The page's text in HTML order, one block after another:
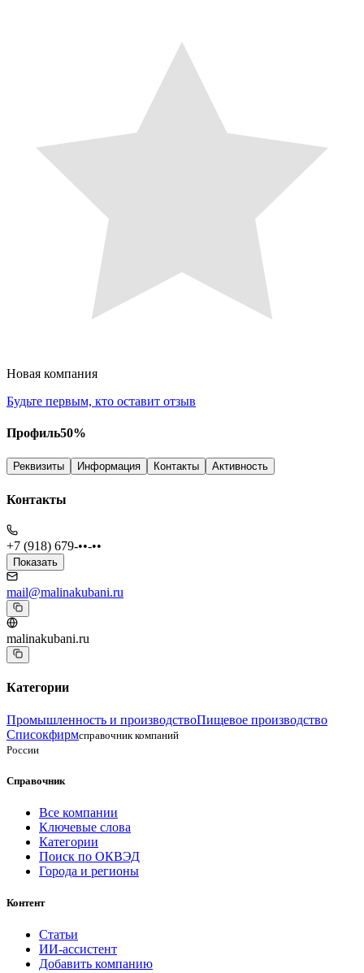
Новая компания
Будьте первым, кто оставит отзыв
Профиль50%
Реквизиты Информация Контакты Активность
Контакты
+7 (918) 679-••-••
Показать
mail@malinakubani.ru
malinakubani.ru
Категории
Промышленность и производствоПищевое производство
Списокфирмсправочник компаний
России
Справочник
Все компании
Ключевые слова
Категории
Поиск по ОКВЭД
Города и регионы
Контент
Статьи
ИИ-ассистент
Добавить компанию